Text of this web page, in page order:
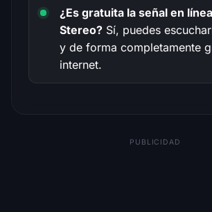
¿Es gratuita la señal en
Stereo? Sí, puedes
y de forma completamente
internet.
PUBLICIDAD